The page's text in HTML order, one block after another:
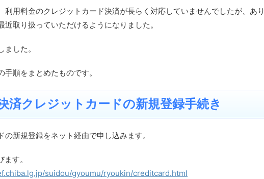
利用料金のクレジットカード決済が長らく対応していませんでしたが、あり
近取り扱っていただけるようになりました。
した。
手順をまとめたものです。
済クレジットカードの新規登録手続き
の新規登録をネット経由で申し込みます。
す。
suidou/gyoumu/ryoukin/creditcard.html